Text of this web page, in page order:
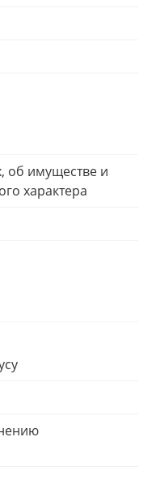
об имуществе и
характера